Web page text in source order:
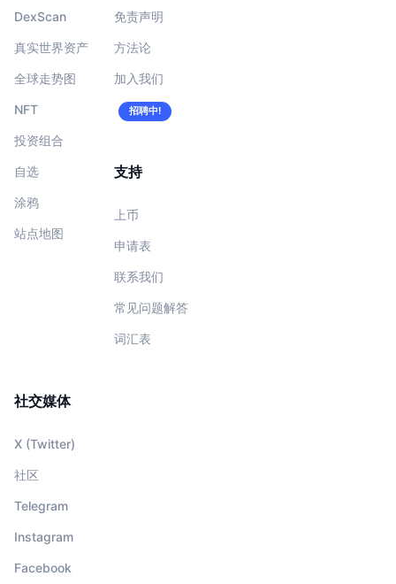
DexScan
真实世界资产
全球走势图
NFT
投资组合
自选
涂鸦
站点地图
免责声明
方法论
加入我们
招聘中!
支持
上币
申请表
联系我们
常见问题解答
词汇表
社交媒体
X (Twitter)
社区
Telegram
Instagram
Facebook